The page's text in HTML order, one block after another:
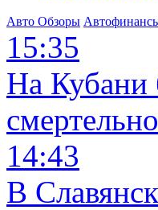
Авто Обзоры
15:35
На Кубани
14:43
В